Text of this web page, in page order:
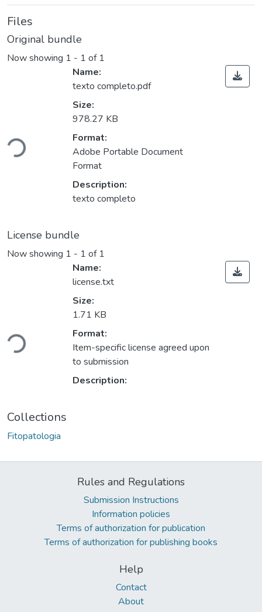
Files
Original bundle
Now showing 1 - 1 of 1
Loading...
Name:
texto completo.pdf
Size:
978.27 KB
Format:
Adobe Portable Document
Format
Description:
texto completo
License bundle
Now showing 1 - 1 of 1
Loading...
Name:
license.txt
Size:
1.71 KB
Format:
Item-specific license agreed upon
to submission
Description:
Collections
Fitopatologia
Rules and Regulations
Submission Instructions
Information policies
Terms of authorization for publication
Terms of authorization for publishing books
Help
Contact
About